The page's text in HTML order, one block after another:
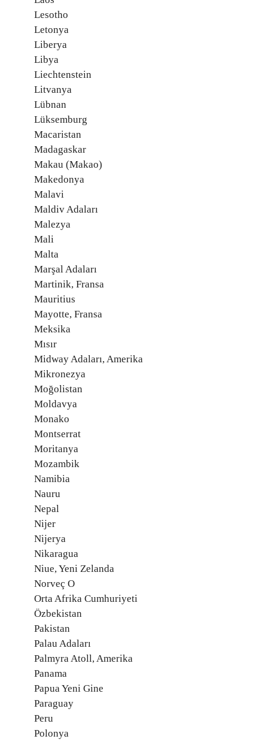
Lesotho
Letonya
Liberya
Libya
Liechtenstein
Litvanya
Lübnan
Lüksemburg
Macaristan
Madagaskar
Makau (Makao)
Makedonya
Malavi
Maldiv Adaları
Malezya
Mali
Malta
Marşal Adaları
Martinik, Fransa
Mauritius
Mayotte, Fransa
Meksika
Mısır
Midway Adaları, Amerika
Mikronezya
Moğolistan
Moldavya
Monako
Montserrat
Moritanya
Mozambik
Namibia
Nauru
Nepal
Nijer
Nijerya
Nikaragua
Niue, Yeni Zelanda
Norveç O
Orta Afrika Cumhuriyeti
Özbekistan
Pakistan
Palau Adaları
Palmyra Atoll, Amerika
Panama
Papua Yeni Gine
Paraguay
Peru
Polonya